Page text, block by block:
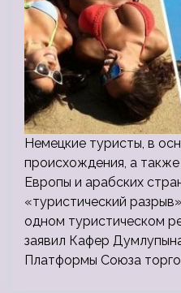
Немецкие туристы, в
происхождения, а
Европы и арабских
«туристический
одном туристическом
заявил Кафер
Платформы Союза